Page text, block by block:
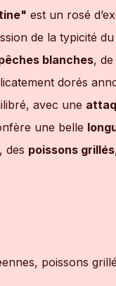
est un rosé
de la typicité du
blanches,
dorés
avec une
une belle
, des poissons grillés
poissons